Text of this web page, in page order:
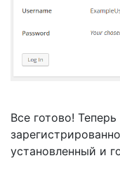
Все готово!
установленный и